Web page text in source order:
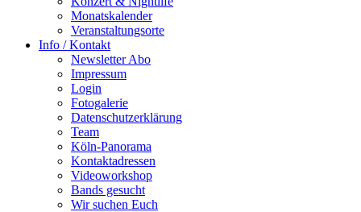
Monatskalender
Veranstaltungsorte
Info / Kontakt
Newsletter Abo
Impressum
Login
Fotogalerie
Datenschutzerklärung
Team
Köln-Panorama
Kontaktadressen
Videoworkshop
Bands gesucht
Wir suchen Euch